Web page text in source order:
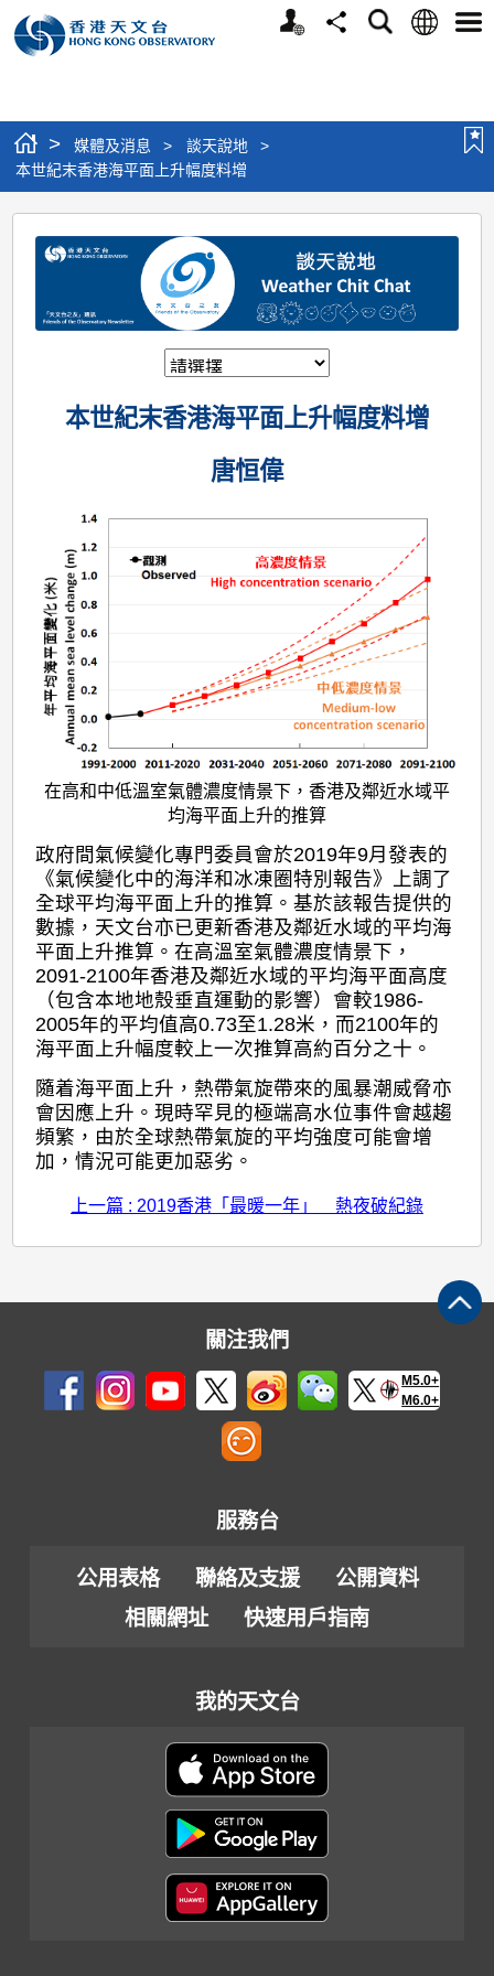
個
分
搜
語
選
> 媒體及消息 > 談天說地
>
本世紀末香港海平面上升幅度料增
本
末
幅
度
料
增
本世紀末香港海平面上升幅度料增
唐恒偉
在高和中低溫室氣體濃度情景下，香港及鄰近水域平
均海平面上升的推算
政府間氣候變化專門委員會於2019年9月發表的
《氣候變化中的海洋和冰凍圈特別報告》上調了
全球平均海平面上升的推算。基於該報告提供的
數據，天文台亦已更新香港及鄰近水域的平均海
平面上升推算。在高溫室氣體濃度情景下，
2091-2100年香港及鄰近水域的平均海平面高度
（包含本地地殼垂直運動的影響）會較1986-
2005年的平均值高0.73至1.28米，而2100年的
海平面上升幅度較上一次推算高約百分之十。
隨着海平面上升，熱帶氣旋帶來的風暴潮威脅亦
會因應上升。現時罕見的極端高水位事件會越趨
頻繁，由於全球熱帶氣旋的平均強度可能會增
加，情況可能更加惡劣。
上一篇 : 2019香港「最暖一年」 熱夜破紀錄
關注我們
M5.0+
M6.0+
服務台
公用表格 聯絡及支援
公開資料
相關網址
快速用戶指南
我的天文台